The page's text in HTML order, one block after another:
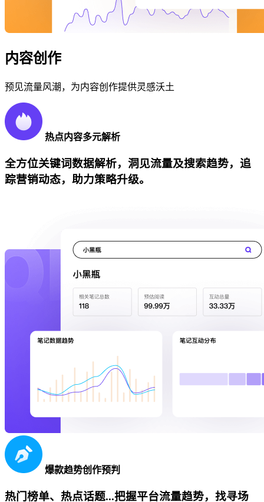
内容创作
预见流量风潮，为内容创作提供灵感沃土
热点内容多元解析
全方位关键词数据解析，洞见流量及搜索趋势，追
踪营销动态，助力策略升级。
爆款趋势创作预判
热门榜单、热点话题...把握平台流量趋势，找寻场